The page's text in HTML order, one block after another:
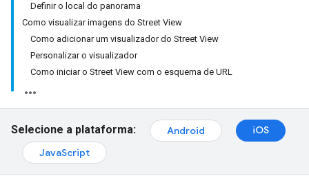
Definir o local do panorama
Como visualizar imagens do Street View
Como adicionar um visualizador do Street View
Personalizar o visualizador
Como iniciar o Street View com o esquema de URL
Selecione a plataforma: Android
iOS
JavaScript